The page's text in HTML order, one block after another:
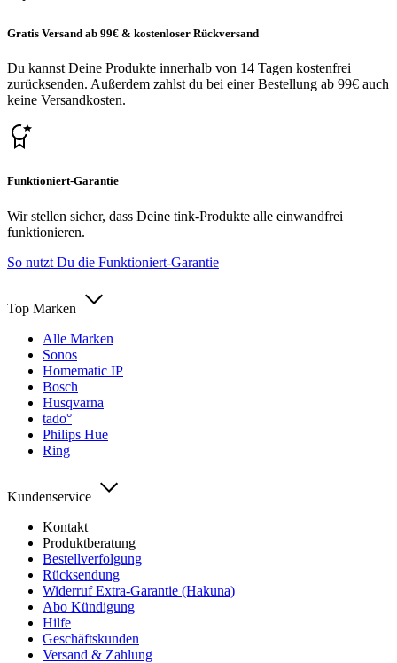
Gratis Versand ab 99€ & kostenloser Rückversand
Du kannst Deine Produkte innerhalb von 14 Tagen kostenfrei
zurücksenden. Außerdem zahlst du bei einer Bestellung ab 99€ auch
keine Versandkosten.
Funktioniert-Garantie
Wir stellen sicher, dass Deine tink-Produkte alle einwandfrei
funktionieren.
So nutzt Du die Funktioniert-Garantie
Top Marken
Alle Marken
Sonos
Homematic IP
Bosch
Husqvarna
tado°
Philips Hue
Ring
Kundenservice
Kontakt
Produktberatung
Bestellverfolgung
Rücksendung
Widerruf Extra-Garantie (Hakuna)
Abo Kündigung
Hilfe
Geschäftskunden
Versand & Zahlung